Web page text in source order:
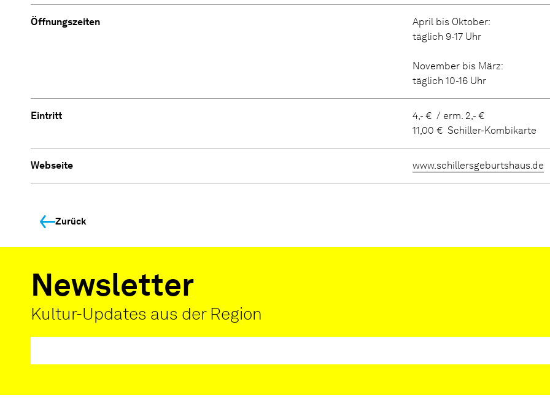
Öffnungszeiten
April bis Oktober:
täglich 9-17 Uhr
November bis März:
täglich 10-16 Uhr
Eintritt
4,- € / erm. 2,- €
11,00 € Schiller-Kombikarte
Webseite www.schillersgeburtshaus.de
Zurück
Newsletter
Kultur-Updates aus der Region